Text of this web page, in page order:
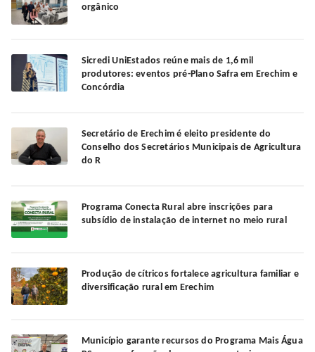
orgânico
Sicredi UniEstados reúne mais de 1,6 mil
produtores: eventos pré-Plano Safra em Erechim e
Concórdia
Secretário de Erechim é eleito presidente do
Conselho dos Secretários Municipais de Agricultura
do R
Programa Conecta Rural abre inscrições para
subsídio de instalação de internet no meio rural
Produção de cítricos fortalece agricultura familiar e
diversificação rural em Erechim
Município garante recursos do Programa Mais Água